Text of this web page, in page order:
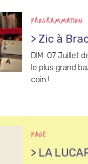
PROGRAMMATION
> Zic à
DIM. 07 Juillet
le plus grand
coin !
PAGE
> LA